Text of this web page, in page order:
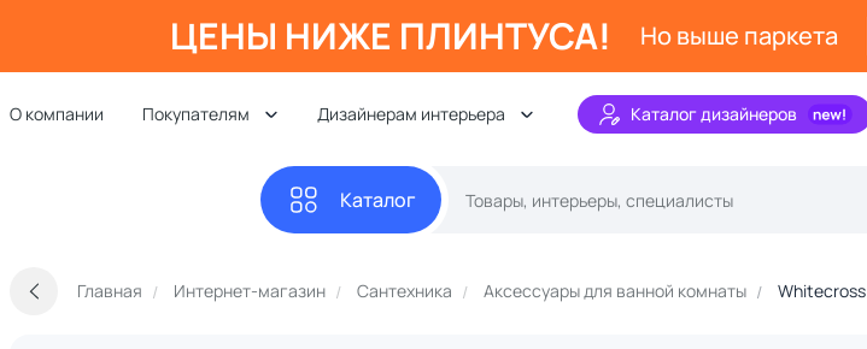
ЦЕНЫ НИЖЕ ПЛИНТУСА! Но выше паркета
О компании Покупателям Дизайнерам интерьера Каталог дизайнеров
Каталог
Главная Интернет-магазин Сантехника Аксессуары для ванной комнаты Whitecross